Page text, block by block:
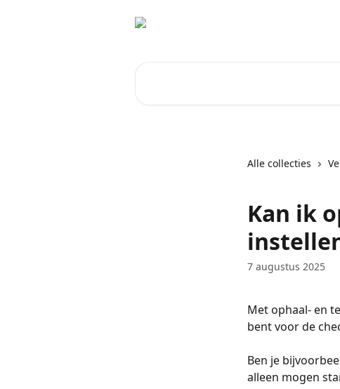
Alle collecties
Kan ik
7 augustus 2025
Met ophaal- en
bent voor de
Ben je
alleen mogen